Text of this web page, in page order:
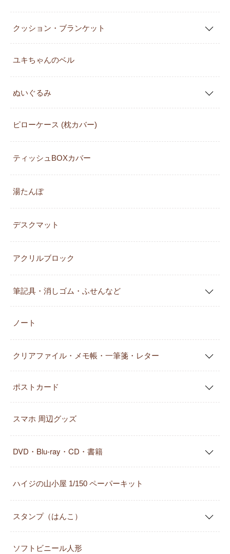
クッション・ブランケット
ユキちゃんのベル
ぬいぐるみ
ピローケース (枕カバー)
ティッシュBOXカバー
湯たんぽ
デスクマット
アクリルブロック
筆記具・消しゴム・ふせんなど
ノート
クリアファイル・メモ帳・一筆箋・レター
ポストカード
スマホ 周辺グッズ
DVD・Blu-ray・CD・書籍
ハイジの山小屋 1/150 ペーパーキット
スタンプ（はんこ）
ソフトビニール人形